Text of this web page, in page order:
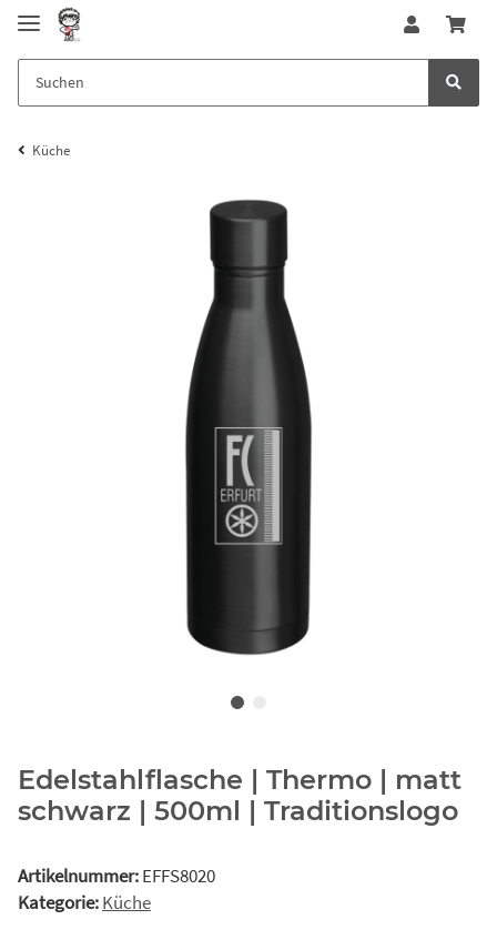
Küche
Edelstahlflasche | Thermo | matt
schwarz | 500ml | Traditionslogo
Artikelnummer:EFFS8020
Kategorie:Küche